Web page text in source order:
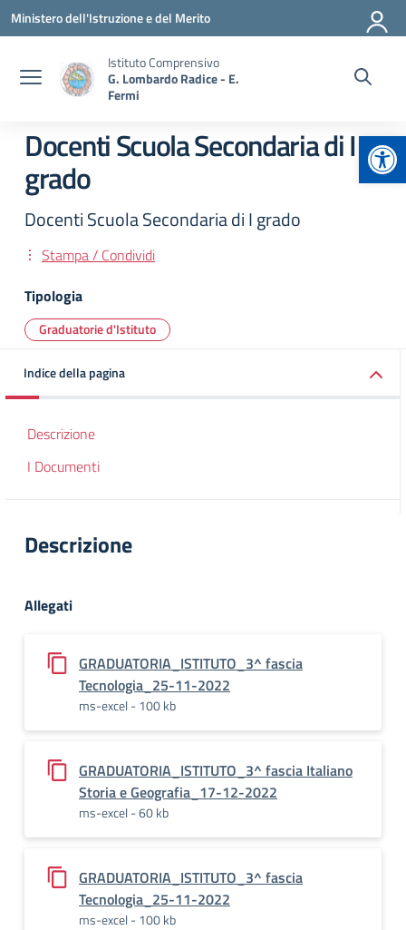
Vai ai contenuti
Vai al menu di navigazione
Vai al footer
Ministero dell'Istruzione e del Merito
Istituto Comprensivo
G. Lombardo Radice - E.
Fermi
Docenti Scuola Secondaria di I
grado
Docenti Scuola Secondaria di I grado
Stampa / Condividi
Tipologia
Graduatorie d'Istituto
Indice della pagina
Descrizione
I Documenti
Descrizione
Allegati
GRADUATORIA_ISTITUTO_3^ fascia
Tecnologia_25-11-2022
ms-excel - 100 kb
GRADUATORIA_ISTITUTO_3^ fascia Italiano
Storia e Geografia_17-12-2022
ms-excel - 60 kb
GRADUATORIA_ISTITUTO_3^ fascia
Tecnologia_25-11-2022
ms-excel - 100 kb